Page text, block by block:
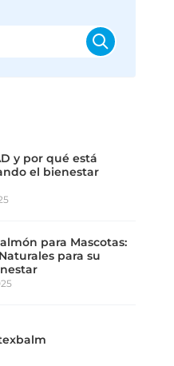
y por qué está
el bienestar
para Mascotas:
para su